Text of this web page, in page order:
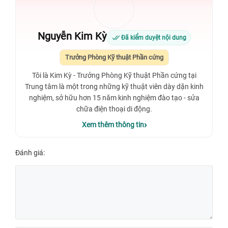
iPhone 14 Pro, lợi ích của phương pháp này, và những lưu ý quan
trọng khi lựa chọn dịch vụ giúp bạn đưa ra quyết định phù hợp để
phục hồi chức năng màn hình iPhone 14 Pro một cách hiệu quả và
Nguyễn Kim Kỳ Đã kiểm duyệt nội dung
Trưởng Phòng Kỹ thuật Phần cứng
Tôi là Kim Kỳ - Trưởng Phòng Kỹ thuật Phần cứng tại
Trung tâm là một trong những kỹ thuật viên dày dặn kinh
nghiệm, sở hữu hơn 15 năm kinh nghiệm đào tạo - sửa
chữa điện thoại di động.
Xem thêm thông tin
Đánh giá: